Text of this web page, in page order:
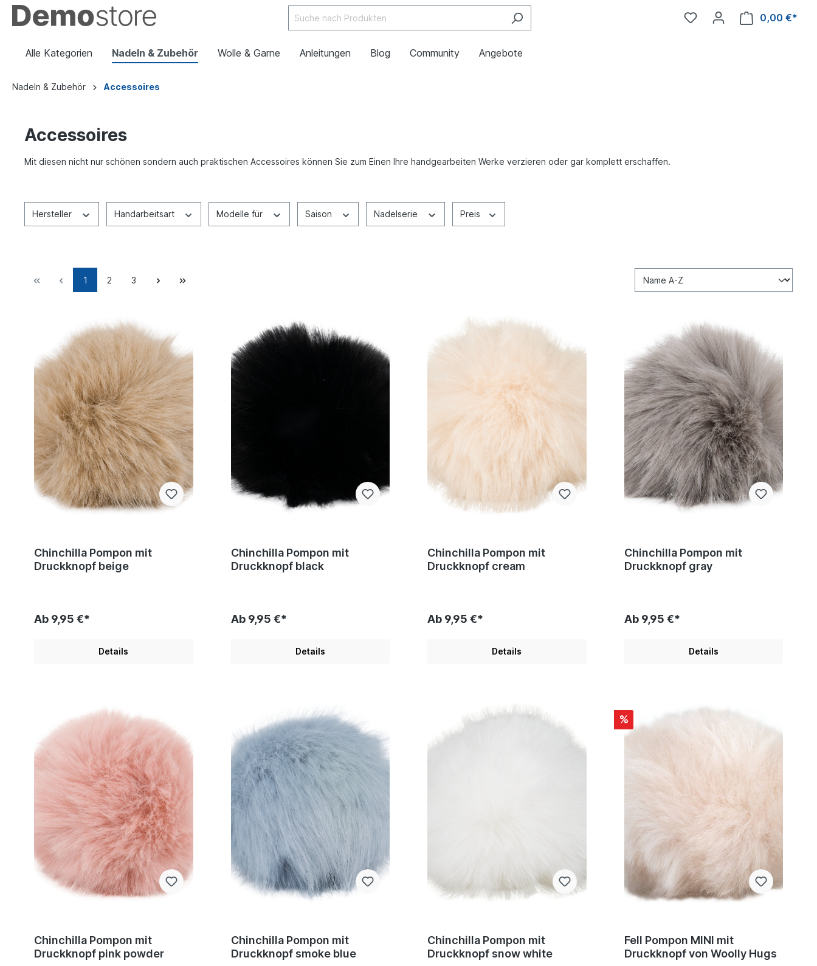
0,00 €*
Alle Kategorien Nadeln & Zubehör Wolle & Garne Anleitungen Blog Community Angebote
Nadeln & Zubehör Accessoires
Accessoires
Mit diesen nicht nur schönen sondern auch praktischen Accessoires können Sie zum Einen Ihre handgearbeiten Werke verzieren oder gar komplett erschaffen.
Hersteller Handarbeitsart Modelle für Saison Nadelserie Preis
1 2 3
Chinchilla Pompon mit
Druckknopf beige
Ab 9,95 €*
Details
Chinchilla Pompon mit
Druckknopf black
Ab 9,95 €*
Details
Chinchilla Pompon mit
Druckknopf cream
Ab 9,95 €*
Details
Chinchilla Pompon mit
Druckknopf gray
Ab 9,95 €*
Details
Chinchilla Pompon mit
Druckknopf pink powder
Chinchilla Pompon mit
Druckknopf smoke blue
Chinchilla Pompon mit
Druckknopf snow white
%
Fell Pompon MINI mit
Druckknopf von Woolly Hugs